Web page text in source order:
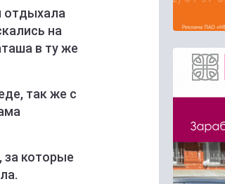
отдыхала
на
в ту же
так же с
за которые